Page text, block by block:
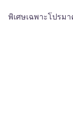
พิเศษเฉพาะโปรม